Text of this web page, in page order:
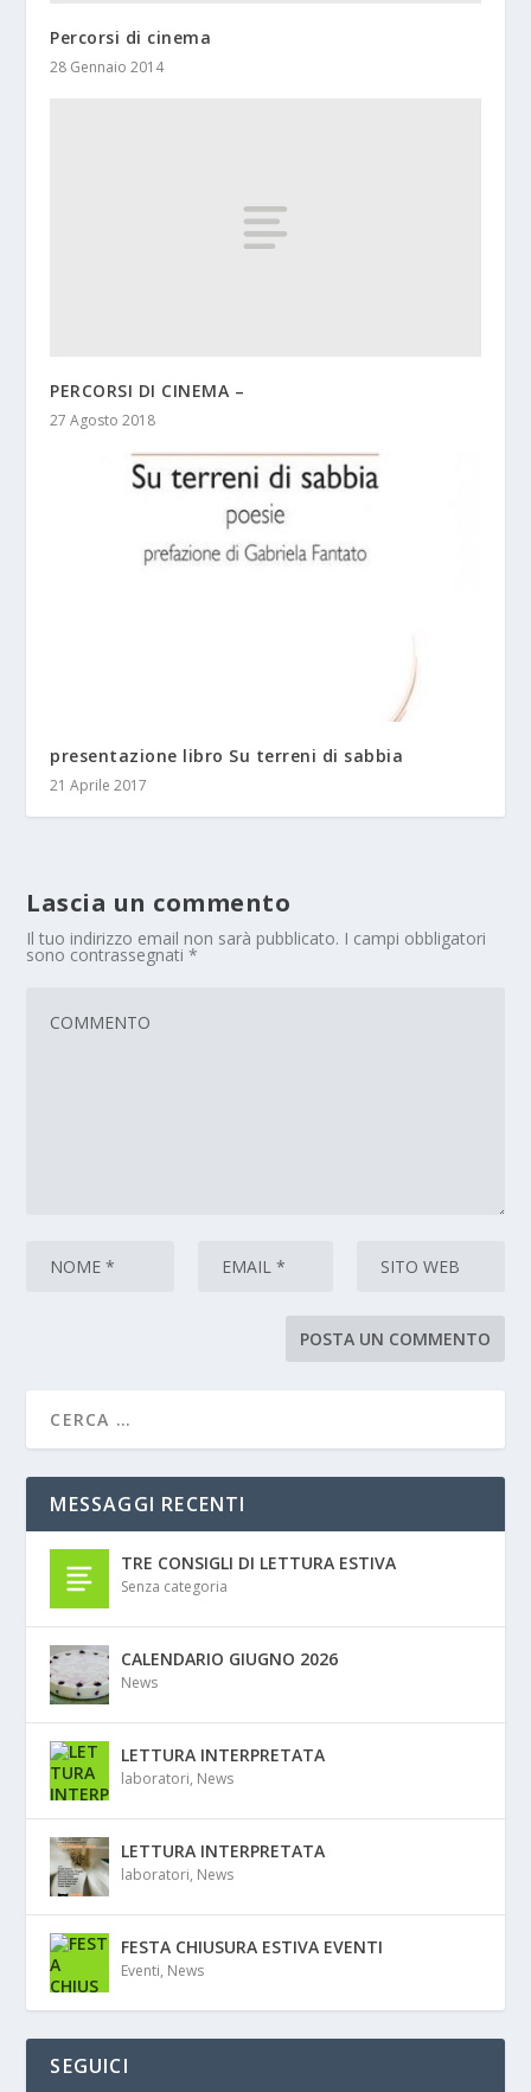
Percorsi di cinema
28 Gennaio 2014
PERCORSI DI CINEMA –
27 Agosto 2018
presentazione libro Su terreni di sabbia
21 Aprile 2017
Lascia un commento
Il tuo indirizzo email non sarà pubblicato. I campi obbligatori
sono contrassegnati*
MESSAGGI RECENTI
TRE CONSIGLI DI LETTURA ESTIVA
Senza categoria
CALENDARIO GIUGNO 2026
News
LETTURA INTERPRETATA
laboratori, News
LETTURA INTERPRETATA
laboratori, News
FESTA CHIUSURA ESTIVA EVENTI
Eventi, News
SEGUICI